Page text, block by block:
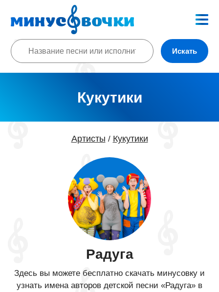
Искать
Кукутики
Артисты / Кукутики
Радуга
Здесь вы можете бесплатно скачать минусовку и
узнать имена авторов детской песни «Радуга» в